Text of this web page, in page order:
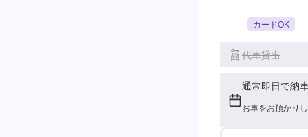
カードOK
代車貸出
通常即日で納
お車をお預かり